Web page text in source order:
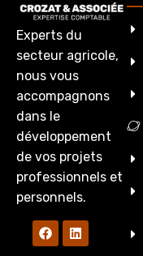
Experts du
secteur agricole,
nous vous
accompagnons
dans le
développement
de vos projets
professionnels et
personnels.